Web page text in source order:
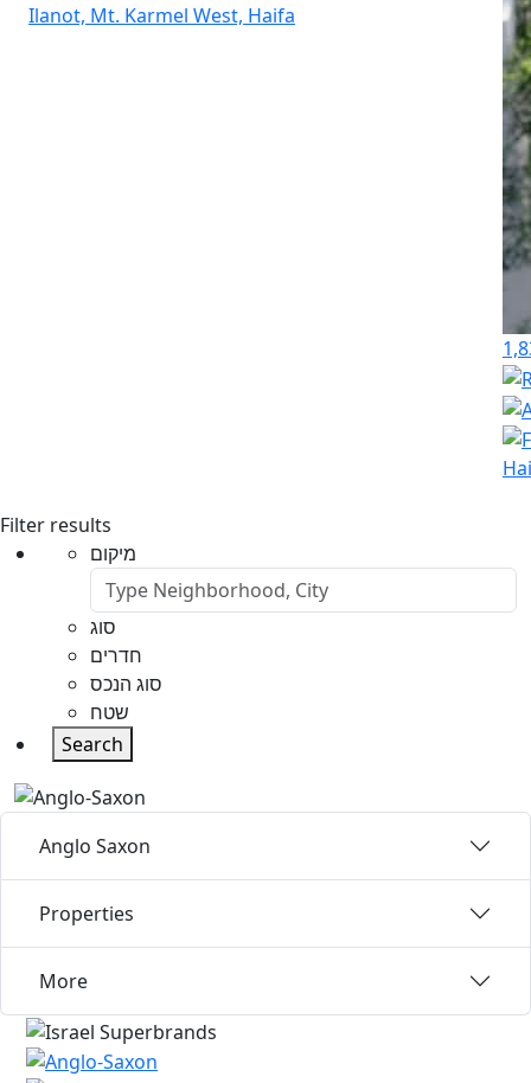
Ilanot, Mt. Karmel West, Haifa
Filter results
מיקום
סוג
חדרים
סוג הנכס
שטח
Search
Anglo Saxon
Properties
More